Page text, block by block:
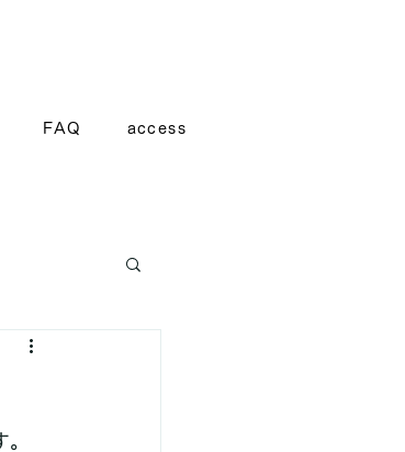
FAQ access